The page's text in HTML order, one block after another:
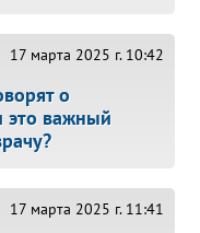
17 марта 2025 г. 10:42
о
это важный
17 марта 2025 г. 11:41